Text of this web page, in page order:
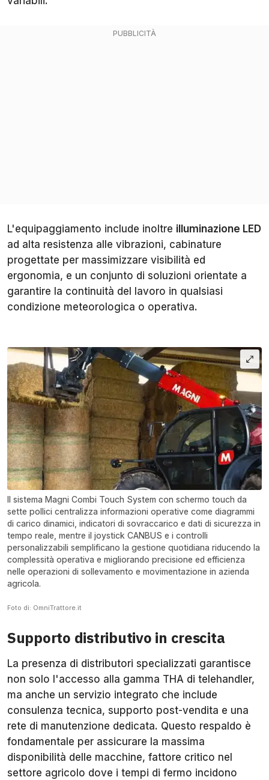
L'equipaggiamento include inoltre illuminazione LED
ad alta resistenza alle vibrazioni, cabinature
progettate per massimizzare visibilità ed
ergonomia, e un conjunto di soluzioni orientate a
garantire la continuità del lavoro in qualsiasi
condizione meteorologica o operativa.
Il sistema Magni Combi Touch System con schermo touch da
sette pollici centralizza informazioni operative come diagrammi
di carico dinamici, indicatori di sovraccarico e dati di sicurezza in
tempo reale, mentre il joystick CANBUS e i controlli
personalizzabili semplificano la gestione quotidiana riducendo la
complessità operativa e migliorando precisione ed efficienza
nelle operazioni di sollevamento e movimentazione in azienda
agricola.
Foto di: OmniTrattore.it
Supporto distributivo in crescita
La presenza di distributori specializzati garantisce
non solo l'accesso alla gamma THA di telehandler,
ma anche un servizio integrato che include
consulenza tecnica, supporto post-vendita e una
rete di manutenzione dedicata. Questo respaldo è
fondamentale per assicurare la massima
disponibilità delle macchine, fattore critico nel
settore agricolo dove i tempi di fermo incidono